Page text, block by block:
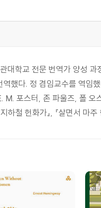
대학교 전문 번역가 양성 과
했다. 정 겸임교수를 역임
M. 포스터, 존 파울즈, 폴 오
하철 헌화가』, 『살면서 마주